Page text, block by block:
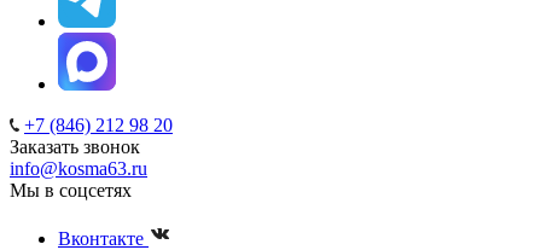
+7 (846) 212 98 20
Заказать звонок
info@kosma63.ru
Мы в соцсетях
Вконтакте